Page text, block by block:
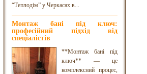
“Теплодім” у Черкасах в...
Монтаж бані під ключ:
професійний підхід від
спеціалістів
**Монтаж бані під
ключ** — це
комплексний процес,